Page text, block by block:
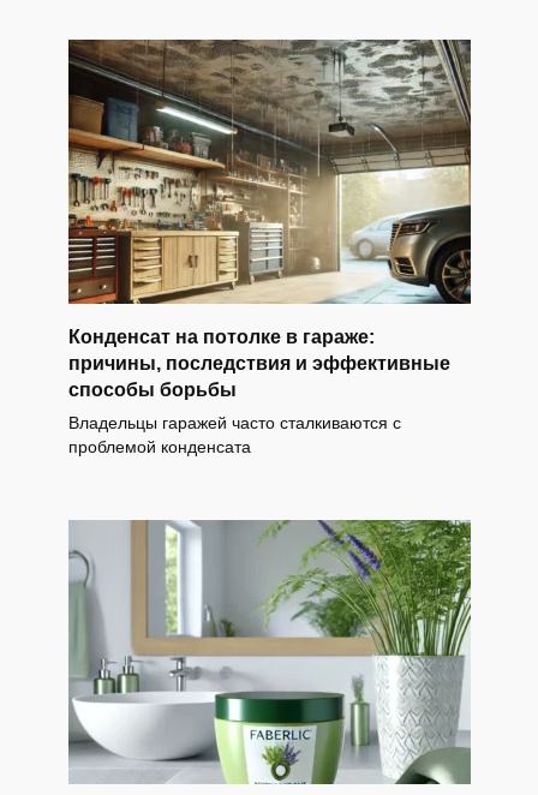
Конденсат на потолке в гараже:
причины, последствия и эффективные
способы борьбы
Владельцы гаражей часто сталкиваются с
проблемой конденсата